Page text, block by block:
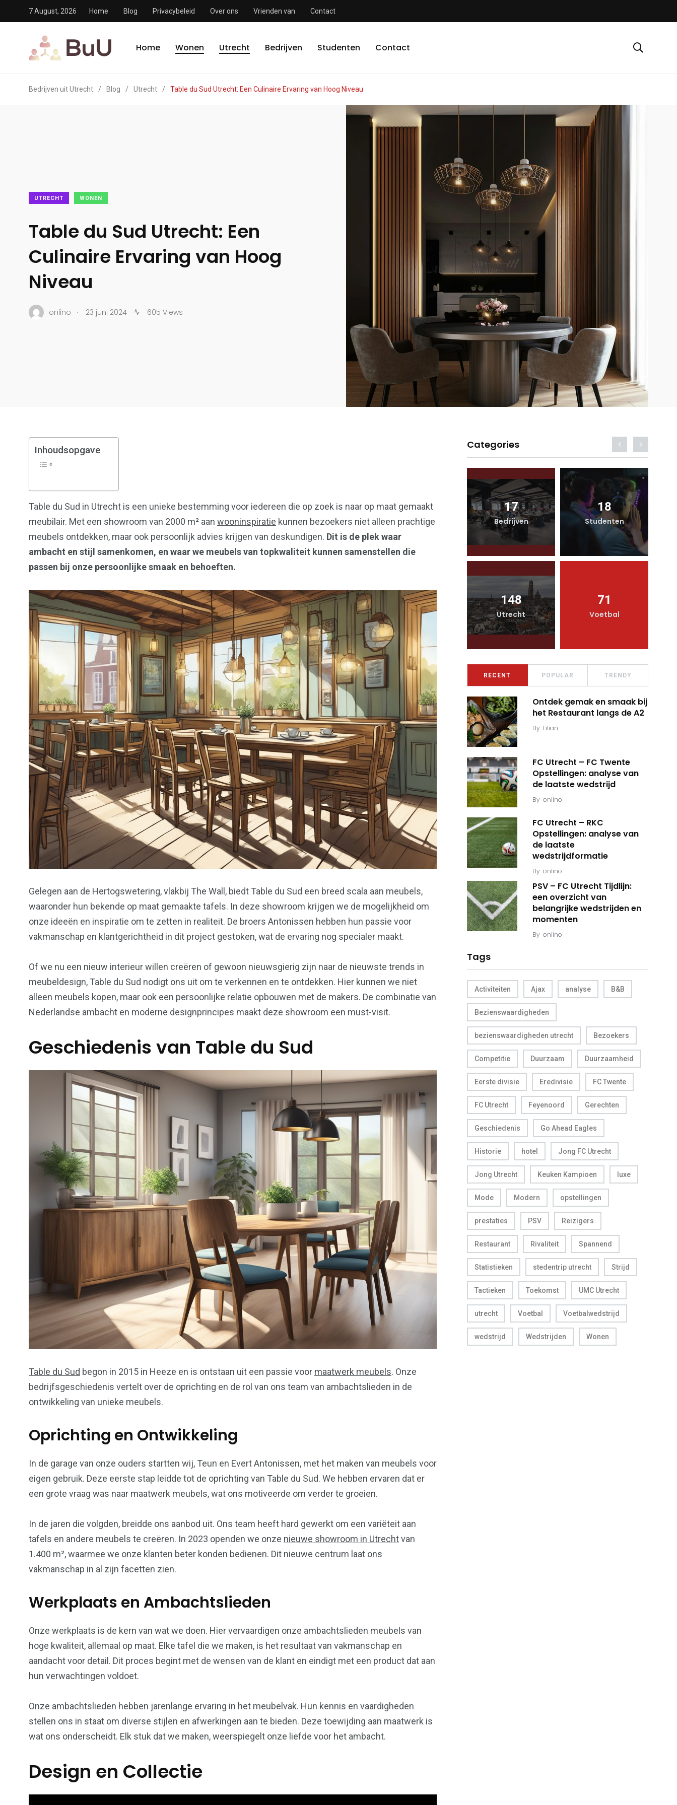
7 August, 2026 Home Blog Privacybeleid Over ons Vrienden van Contact
Home Wonen Utrecht Bedrijven Studenten Contact
Bedrijven uit Utrecht / Blog / Utrecht / Table du Sud Utrecht: Een Culinaire Ervaring van Hoog Niveau
UTRECHT WONEN
Table du Sud Utrecht: Een
Culinaire Ervaring van Hoog
Niveau
onlino . 23 juni 2024 605 Views
Inhoudsopgave
Table du Sud in Utrecht is een unieke bestemming voor iedereen die op zoek is naar op maat gemaakt
meubilair. Met een showroom van 2000 m² aan wooninspiratie kunnen bezoekers niet alleen prachtige
meubels ontdekken, maar ook persoonlijk advies krijgen van deskundigen. Dit is de plek waar
ambacht en stijl samenkomen, en waar we meubels van topkwaliteit kunnen samenstellen die
passen bij onze persoonlijke smaak en behoeften.
Gelegen aan de Hertogswetering, vlakbij The Wall, biedt Table du Sud een breed scala aan meubels,
waaronder hun bekende op maat gemaakte tafels. In deze showroom krijgen we de mogelijkheid om
onze ideeën en inspiratie om te zetten in realiteit. De broers Antonissen hebben hun passie voor
vakmanschap en klantgerichtheid in dit project gestoken, wat de ervaring nog specialer maakt.
Of we nu een nieuw interieur willen creëren of gewoon nieuwsgierig zijn naar de nieuwste trends in
meubeldesign, Table du Sud nodigt ons uit om te verkennen en te ontdekken. Hier kunnen we niet
alleen meubels kopen, maar ook een persoonlijke relatie opbouwen met de makers. De combinatie van
Nederlandse ambacht en moderne designprincipes maakt deze showroom een must-visit.
Geschiedenis van Table du Sud
Table du Sud begon in 2015 in Heeze en is ontstaan uit een passie voor maatwerk meubels. Onze
bedrijfsgeschiedenis vertelt over de oprichting en de rol van ons team van ambachtslieden in de
ontwikkeling van unieke meubels.
Oprichting en Ontwikkeling
In de garage van onze ouders startten wij, Teun en Evert Antonissen, met het maken van meubels voor
eigen gebruik. Deze eerste stap leidde tot de oprichting van Table du Sud. We hebben ervaren dat er
een grote vraag was naar maatwerk meubels, wat ons motiveerde om verder te groeien.
In de jaren die volgden, breidde ons aanbod uit. Ons team heeft hard gewerkt om een variëteit aan
tafels en andere meubels te creëren. In 2023 openden we onze nieuwe showroom in Utrechtvan
1.400 m², waarmee we onze klanten beter konden bedienen. Dit nieuwe centrum laat ons
vakmanschap in al zijn facetten zien.
Werkplaats en Ambachtslieden
Onze werkplaats is de kern van wat we doen. Hier vervaardigen onze ambachtslieden meubels van
hoge kwaliteit, allemaal op maat. Elke tafel die we maken, is het resultaat van vakmanschap en
aandacht voor detail. Dit proces begint met de wensen van de klant en eindigt met een product dat aan
hun verwachtingen voldoet.
Onze ambachtslieden hebben jarenlange ervaring in het meubelvak. Hun kennis en vaardigheden
stellen ons in staat om diverse stijlen en afwerkingen aan te bieden. Deze toewijding aan maatwerk is
wat ons onderscheidt. Elk stuk dat we maken, weerspiegelt onze liefde voor het ambacht.
Design en Collectie
Categories
17
Bedrijven
18
Studenten
148
Utrecht
71
Voetbal
36
Wonen
17
Bedrijven
18
Studenten
148
Utrecht
71
Voetbal
RECENT POPULAR TRENDY
Ontdek gemak en smaak bij
het Restaurant langs de A2
By Lilian
FC Utrecht – FC Twente
Opstellingen: analyse van
de laatste wedstrijd
By onlino
FC Utrecht – RKC
Opstellingen: analyse van
de laatste
wedstrijdformatie
By onlino
PSV – FC Utrecht Tijdlijn:
een overzicht van
belangrijke wedstrijden en
momenten
By onlino
Tags
Activiteiten Ajax analyse B&B
Bezienswaardigheden
bezienswaardigheden utrecht Bezoekers
Competitie Duurzaam Duurzaamheid
Eerste divisie Eredivisie FC Twente
FC Utrecht Feyenoord Gerechten
Geschiedenis Go Ahead Eagles
Historie hotel Jong FC Utrecht
Jong Utrecht Keuken Kampioen luxe
Mode Modern opstellingen
prestaties PSV Reizigers
Restaurant Rivaliteit Spannend
Statistieken stedentrip utrecht Strijd
Tactieken Toekomst UMC Utrecht
utrecht Voetbal Voetbalwedstrijd
wedstrijd Wedstrijden Wonen